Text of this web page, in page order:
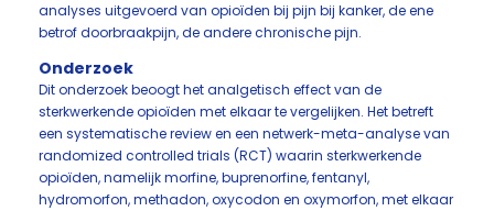
analyses uitgevoerd van opioïden bij pijn bij kanker, de ene
betrof doorbraakpijn, de andere chronische pijn.
Onderzoek
Dit onderzoek beoogt het analgetisch effect van de
sterkwerkende opioïden met elkaar te vergelijken. Het betreft
een systematische review en een netwerk-meta-analyse van
randomized controlled trials (RCT) waarin sterkwerkende
opioïden, namelijk morfine, buprenorfine, fentanyl,
hydromorfon, methadon, oxycodon en oxymorfon, met elkaar